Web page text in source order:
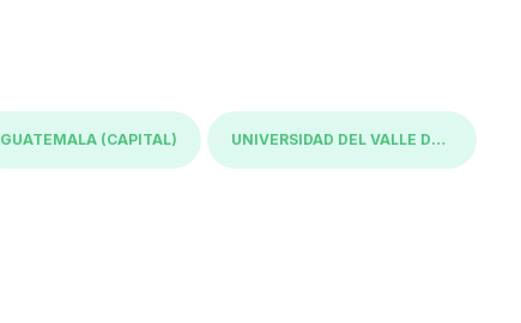
GUATEMALA (CAPITAL) UNIVERSIDAD DEL VALLE DE GUATEMALA UVG